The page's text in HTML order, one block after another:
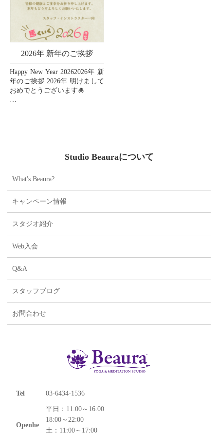
2026年 新年のご挨拶
Happy New Year 20262026年 新
年のご挨拶 2026年 明けまして
おめでとうございます🎍
Studio Beauraについて
What's Beaura?
キャンペーン情報
スタジオ紹介
Web入会
Q&A
スタッフブログ
お問合わせ
Tel 03-6434-1536
Openhe
平日：11:00～16:00
18:00～22:00
土：11:00～17:00